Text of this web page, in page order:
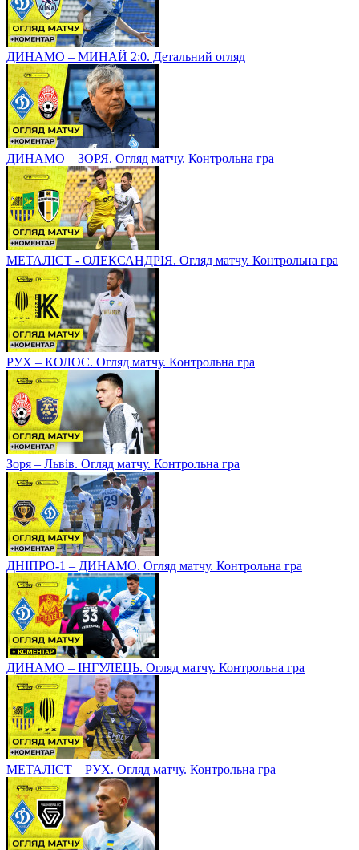
ДИНАМО – МИНАЙ 2:0. Детальний огляд
ДИНАМО – ЗОРЯ. Огляд матчу. Контрольна гра
МЕТАЛІСТ - ОЛЕКСАНДРІЯ. Огляд матчу. Контрольна гра
РУХ – КОЛОС. Огляд матчу. Контрольна гра
Зоря – Львів. Огляд матчу. Контрольна гра
ДНІПРО-1 – ДИНАМО. Огляд матчу. Контрольна гра
ДИНАМО – ІНГУЛЕЦЬ. Огляд матчу. Контрольна гра
МЕТАЛІСТ – РУХ. Огляд матчу. Контрольна гра